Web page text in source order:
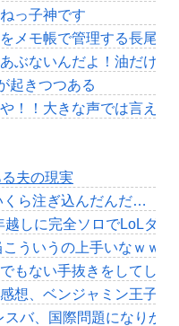
っ子神です
メモ帳で管理する長尾
ぶないんだよ！油だけに
起きつつある
！！大きな声では言え
夫の現実
くら注ぎ込んだんだ…
越しに完全ソロでLoLダ
ういうの上手いなｗｗｗ
もない手抜きをしてしま
想、ベンジャミン王子
スバ、国際問題になりか